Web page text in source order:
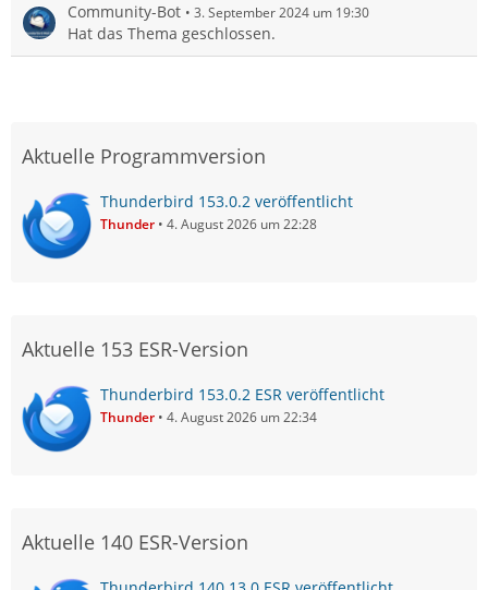
Community-Bot 3. September 2024 um 19:30
Hat das Thema geschlossen.
Aktuelle Programmversion
Thunderbird 153.0.2 veröffentlicht
Thunder 4. August 2026 um 22:28
Aktuelle 153 ESR-Version
Thunderbird 153.0.2 ESR veröffentlicht
Thunder 4. August 2026 um 22:34
Aktuelle 140 ESR-Version